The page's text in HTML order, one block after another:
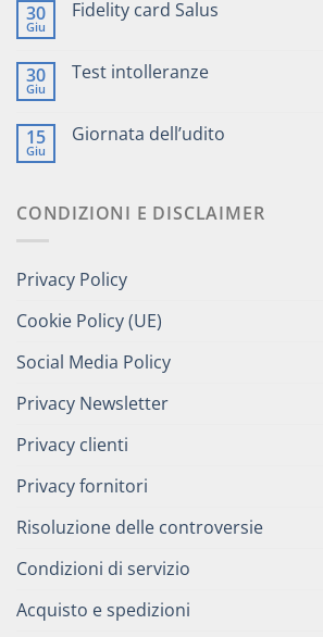
30
Giu
Fidelity card Salus
30
Giu
Test intolleranze
15
Giu
Giornata dell’udito
CONDIZIONI E DISCLAIMER
Privacy Policy
Cookie Policy (UE)
Social Media Policy
Privacy Newsletter
Privacy clienti
Privacy fornitori
Risoluzione delle controversie
Condizioni di servizio
Acquisto e spedizioni